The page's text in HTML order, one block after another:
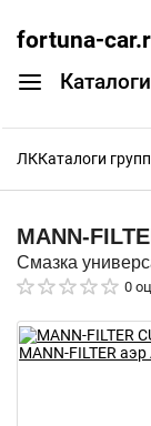
fortuna-
Каталоги
ЛККаталоги групп
MANN-
Смазка
0